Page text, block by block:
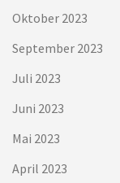
Oktober 2023
September 2023
Juli 2023
Juni 2023
Mai 2023
April 2023